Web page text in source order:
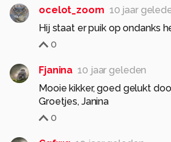
ocelot_zoom 10 jaar
Hij staat er puik op ondanks
0
Fjanina 10 jaar geleden
Mooie kikker, goed gelukt
Groetjes, Janina
0